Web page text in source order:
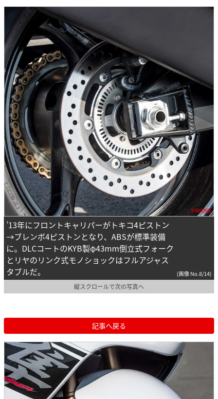
’13年にフロントキャリパーがトキコ4ピストン
→ブレンボ4ピストンとなり、ABSが標準装備
に。DLCコートのKYB製φ43mm倒立式フォーク
とリヤのリンク式モノショックはフルアジャス
タブルだ。
(画像 No.8/14)
縦スクロールで次の写真へ
記事へ戻る